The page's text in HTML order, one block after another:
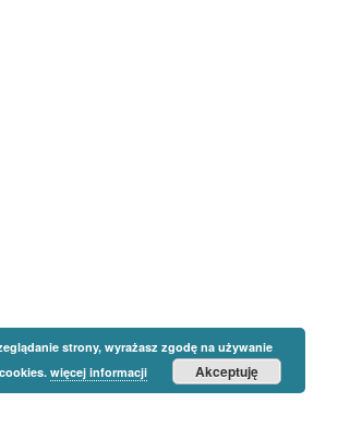
strony, wyrażasz zgodę na używanie
więcej informacji Akceptuję